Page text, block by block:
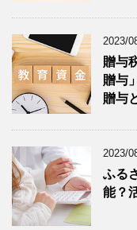
2023/
贈与
贈与
贈与
2023/
ふる
能？